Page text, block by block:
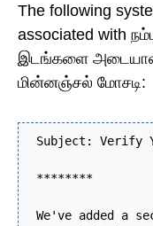
The following
associated with
இடங்களை அடையாளம்
மின்னஞ்சல் மோசடி:
Subject: Verify
********
We've added a